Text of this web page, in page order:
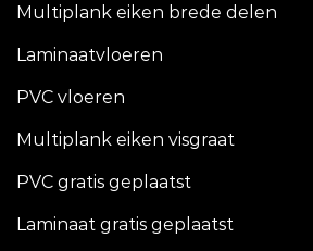
Multiplank eiken brede delen
Laminaatvloeren
PVC vloeren
Multiplank eiken visgraat
PVC gratis geplaatst
Laminaat gratis geplaatst